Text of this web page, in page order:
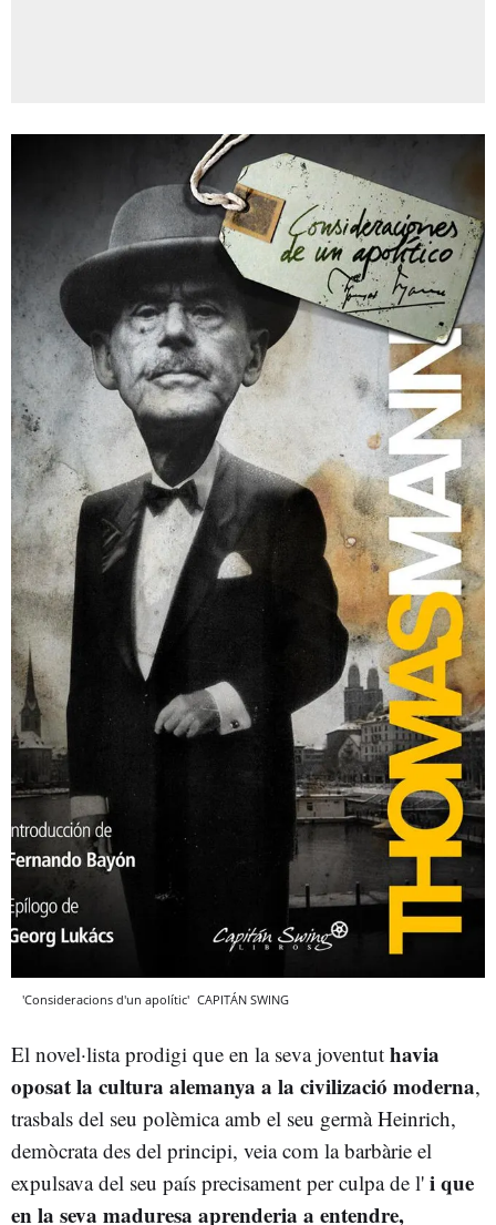
'Consideracions d'un apolític' CAPITÁN SWING
El novel·lista prodigi que en la seva joventut havia
oposat la cultura alemanya a la civilizació moderna,
trasbals del seu polèmica amb el seu germà Heinrich,
demòcrata des del principi, veia com la barbàrie el
expulsava del seu país precisament per culpa de l' i que
en la seva maduresa aprenderia a entendre,